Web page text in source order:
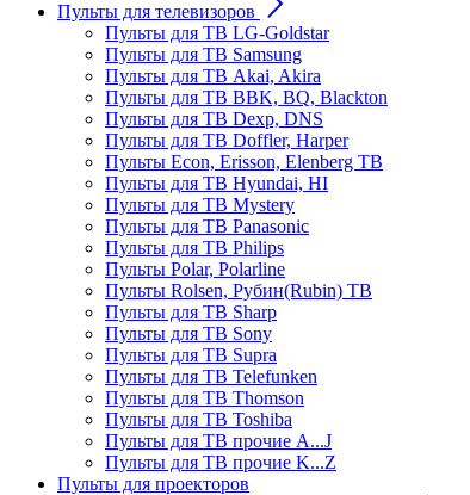
Пульты для телевизоров
Пульты для ТВ LG-Goldstar
Пульты для ТВ Samsung
Пульты для ТВ Akai, Akira
Пульты для ТВ BBK, BQ, Blackton
Пульты для ТВ Dexp, DNS
Пульты для ТВ Doffler, Harper
Пульты Econ, Erisson, Elenberg ТВ
Пульты для ТВ Hyundai, HI
Пульты для ТВ Mystery
Пульты для ТВ Panasonic
Пульты для ТВ Philips
Пульты Polar, Polarline
Пульты Rolsen, Рубин(Rubin) ТВ
Пульты для ТВ Sharp
Пульты для ТВ Sony
Пульты для ТВ Supra
Пульты для ТВ Telefunken
Пульты для ТВ Thomson
Пульты для ТВ Toshiba
Пульты для ТВ прочие A...J
Пульты для ТВ прочие K...Z
Пульты для проекторов